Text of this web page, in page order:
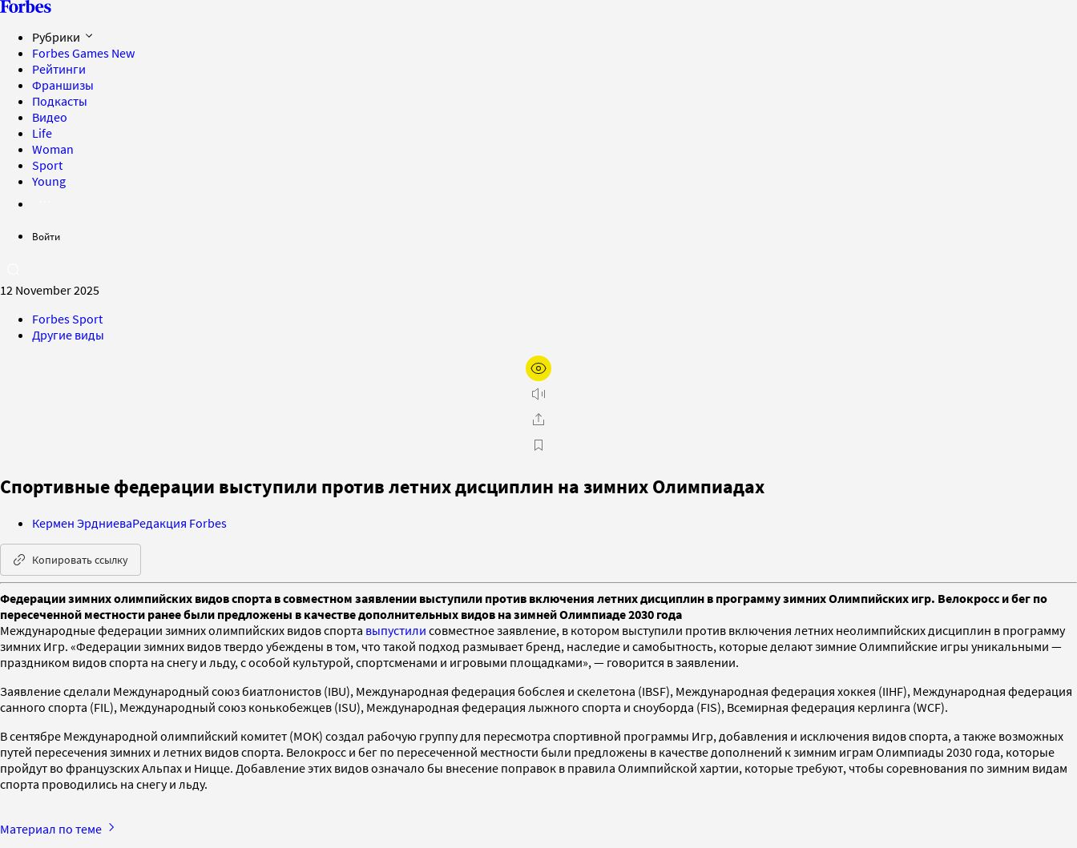
Рубрики
Forbes Games New
Рейтинги
Франшизы
Подкасты
Видео
Life
Woman
Sport
Young
Войти
12 November 2025
Forbes Sport
Другие виды
Спортивные федерации выступили против летних дисциплин на зимних Олимпиадах
Кермен ЭрдниеваРедакция Forbes
Копировать ссылку
Федерации зимних олимпийских видов спорта в совместном заявлении выступили против включения летних дисциплин в программу зимних Олимпийских игр. Велокросс и бег по
пересеченной местности ранее были предложены в качестве дополнительных видов на зимней Олимпиаде 2030 года
Международные федерации зимних олимпийских видов спорта выпустили совместное заявление, в котором выступили против включения летних неолимпийских дисциплин в программу
зимних Игр. «Федерации зимних видов твердо убеждены в том, что такой подход размывает бренд, наследие и самобытность, которые делают зимние Олимпийские игры уникальными —
праздником видов спорта на снегу и льду, с особой культурой, спортсменами и игровыми площадками», — говорится в заявлении.
Заявление сделали Международный союз биатлонистов (IBU), Международная федерация бобслея и скелетона (IBSF), Международная федерация хоккея (IIHF), Международная федерация
санного спорта (FIL), Международный союз конькобежцев (ISU), Международная федерация лыжного спорта и сноуборда (FIS), Всемирная федерация керлинга (WCF).
В сентябре Международной олимпийский комитет (МОК) создал рабочую группу для пересмотра спортивной программы Игр, добавления и исключения видов спорта, а также возможных
путей пересечения зимних и летних видов спорта. Велокросс и бег по пересеченной местности были предложены в качестве дополнений к зимним играм Олимпиады 2030 года, которые
пройдут во французских Альпах и Ницце. Добавление этих видов означало бы внесение поправок в правила Олимпийской хартии, которые требуют, чтобы соревнования по зимним видам
спорта проводились на снегу и льду.
Материал по теме